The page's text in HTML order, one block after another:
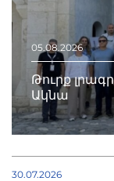
05.08.2026
Թուրք
Ակնա
30.07.2026